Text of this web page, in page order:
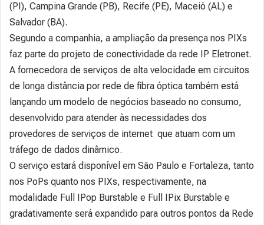
(PI), Campina Grande (PB), Recife (PE), Maceió (AL) e
Salvador (BA).
Segundo a companhia, a ampliação da presença nos PIXs
faz parte do projeto de conectividade da rede IP Eletronet.
A fornecedora de serviços de alta velocidade em circuitos
de longa distância por rede de fibra óptica também está
lançando um modelo de negócios baseado no consumo,
desenvolvido para atender às necessidades dos
provedores de serviços de internet que atuam com um
tráfego de dados dinâmico.
O serviço estará disponível em São Paulo e Fortaleza, tanto
nos PoPs quanto nos PIXs, respectivamente, na
modalidade Full IPop Burstable e Full IPix Burstable e
gradativamente será expandido para outros pontos da Rede